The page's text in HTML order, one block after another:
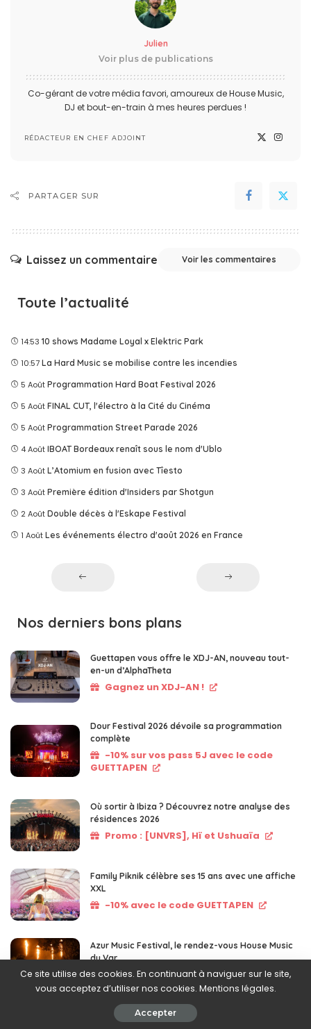
Julien
Voir plus de publications
Co-gérant de votre média favori, amoureux de House Music,
DJ et bout-en-train à mes heures perdues !
RÉDACTEUR EN CHEF ADJOINT
PARTAGER SUR
Laissez un commentaire Voir les commentaires
Toute l’actualité
14:53 10 shows Madame Loyal x Elektric Park
10:57 La Hard Music se mobilise contre les incendies
5 Août Programmation Hard Boat Festival 2026
5 Août FINAL CUT, l'électro à la Cité du Cinéma
5 Août Programmation Street Parade 2026
4 Août IBOAT Bordeaux renaît sous le nom d'Ublo
3 Août L’Atomium en fusion avec Tîesto
3 Août Première édition d'Insiders par Shotgun
2 Août Double décès à l'Eskape Festival
1 Août Les événements électro d'août 2026 en France
Nos derniers bons plans
Guettapen vous offre le XDJ-AN, nouveau tout-
en-un d’AlphaTheta
Gagnez un XDJ-AN !
Dour Festival 2026 dévoile sa programmation
complète
-10% sur vos pass 5J avec le code
GUETTAPEN
Où sortir à Ibiza ? Découvrez notre analyse des
résidences 2026
Promo : [UNVRS], Hï et Ushuaïa
Family Piknik célèbre ses 15 ans avec une affiche
XXL
-10% avec le code GUETTAPEN
Azur Music Festival, le rendez-vous House Music
du Var
-10% avec le code GUETTAPEN
Ce site utilise des cookies. En continuant à naviguer sur le site,
vous acceptez d’utiliser nos cookies. Mentions légales.
Accepter